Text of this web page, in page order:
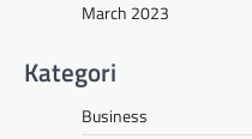
March 2023
Kategori
Business